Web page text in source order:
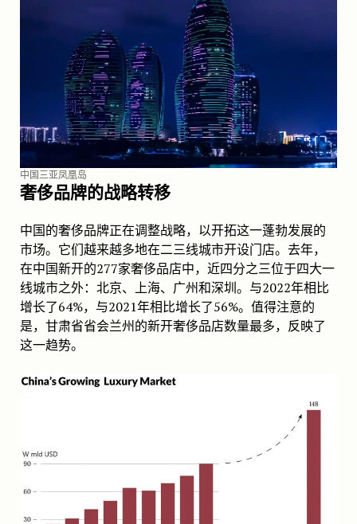
中国三亚凤凰岛
奢侈品牌的战略转移
中国的奢侈品牌正在调整战略，以开拓这一蓬勃发展的
市场。它们越来越多地在二三线城市开设门店。去年，
在中国新开的277家奢侈品店中，近四分之三位于四大一
线城市之外：北京、上海、广州和深圳。与2022年相比
增长了64%，与2021年相比增长了56%。值得注意的
是，甘肃省省会兰州的新开奢侈品店数量最多，反映了
这一趋势。